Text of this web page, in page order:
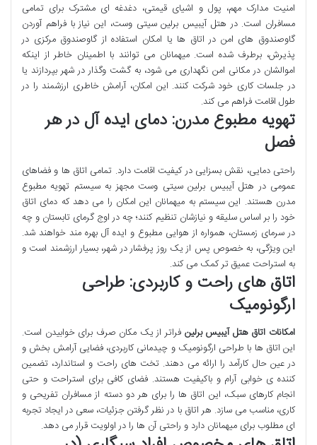
امنیت مدارک مهم، پول و اشیای قیمتی، دغدغه ای مشترک برای تمامی
مسافران است. در هتل آیبیس برلین سیتی وست، این نیاز با فراهم آوردن
گاوصندوق های امن در اتاق ها یا امکان استفاده از گاوصندوق مرکزی در
پذیرش، برطرف شده است. میهمانان می توانند با اطمینان خاطر از اینکه
اموالشان در مکانی امن نگهداری می شود، به گشت وگذار در شهر بپردازند یا
در جلسات کاری خود شرکت کنند. این امکان، آرامش خاطری ارزشمند را در
طول اقامت فراهم می کند.
تهویه مطبوع مدرن: دمای ایده آل در هر
فصل
راحتی دمایی، نقش بسزایی در کیفیت اقامت دارد. تمامی اتاق ها و فضاهای
عمومی در هتل آیبیس برلین سیتی وست مجهز به سیستم تهویه مطبوع
مدرن هستند. این سیستم به میهمانان این امکان را می دهد که دمای اتاق
خود را بر اساس سلیقه و نیازشان تنظیم کنند؛ چه در اوج گرمای تابستان و چه
در سرمای زمستان، همواره از هوایی مطبوع و ایده آل بهره مند خواهند شد.
این ویژگی، به خصوص پس از یک روز پرفشار در شهر، بسیار ارزشمند است و
به استراحت عمیق تر کمک می کند.
اتاق های راحت و کاربردی: طراحی
ارگونومیک
امکانات اتاق هتل آیبیس برلین فراتر از یک مکان صرف برای خوابیدن است.
این اتاق ها با طراحی ارگونومیک و چیدمانی کاربردی، فضایی آرامش بخش و
در عین حال کارآمد را ارائه می دهند. تخت های راحت و استاندارد، تضمین
کننده ی خوابی آرام و باکیفیت هستند. فضای کافی برای استراحت و حتی
انجام کارهای سبک، این اتاق ها را برای هر دو دسته از مسافران تفریحی و
کاری، مناسب می سازد. هر اتاق با در نظر گرفتن جزئیات، سعی در ایجاد تجربه
ای مطلوب برای میهمانان دارد و راحتی آن ها را در اولویت قرار می دهد.